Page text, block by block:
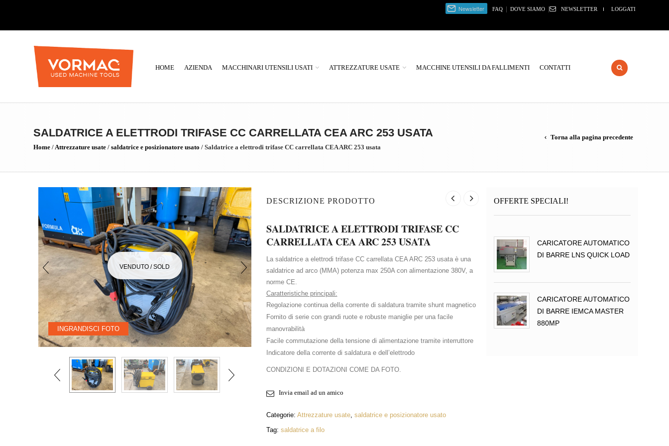
NEWSLETTER LOGGATI
FAQ | DOVE SIAMO |
HOME AZIENDA MACCHINARI UTENSILI USATI ATTREZZATURE USATE MACCHINE UTENSILI DA FALLIMENTI CONTATTI
SALDATRICE A ELETTRODI TRIFASE CC CARRELLATA CEA ARC 253 USATA
Home /Attrezzature usate / saldatrice e posizionatore usato / Saldatrice a elettrodi trifase CC carrellata CEA ARC 253 usata
Torna alla pagina precedente
VENDUTO / SOLD
INGRANDISCI FOTO INGRANDISCI FOTO INGRANDISCI FOTO
DESCRIZIONE PRODOTTO
SALDATRICE A ELETTRODI TRIFASE CC
CARRELLATA CEA ARC 253 USATA
La saldatrice a elettrodi trifase CC carrellata CEA ARC 253 usata è una
saldatrice ad arco (MMA) potenza max 250A con alimentazione 380V, a
norme CE.
Caratteristiche principali:
Regolazione continua della corrente di saldatura tramite shunt magnetico
Fornito di serie con grandi ruote e robuste maniglie per una facile
manovrabilità
Facile commutazione della tensione di alimentazione tramite interruttore
Indicatore della corrente di saldatura e dell’elettrodo
CONDIZIONI E DOTAZIONI COME DA FOTO.
Invia email ad un amico
Categorie: Attrezzature usate, saldatrice e posizionatore usato
Tag: saldatrice a filo
OFFERTE SPECIALI!
CARICATORE AUTOMATICO
DI BARRE LNS QUICK LOAD
CARICATORE AUTOMATICO
DI BARRE IEMCA MASTER
880MP